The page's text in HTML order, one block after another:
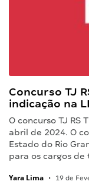
Concurso TJ
indicação na
O concurso TJ RS
abril de 2024. O
Estado do Rio
para os cargos de
Yara Lima • 19 de